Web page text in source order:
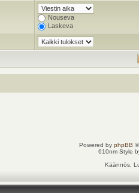
Nouseva
Laskeva
Powered by phpBB
610nm Style
Käännös,